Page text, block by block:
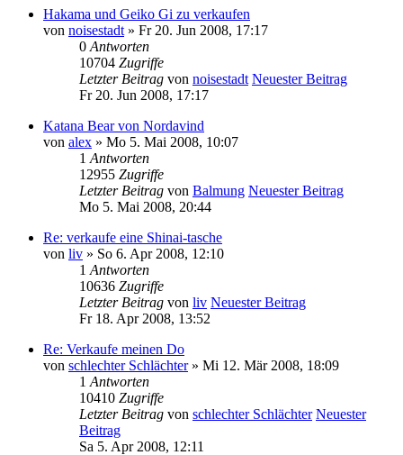
Hakama und Geiko Gi zu verkaufen
von noisestadt » Fr 20. Jun 2008, 17:17
0 Antworten
10704 Zugriffe
Letzter Beitrag von noisestadt Neuester Beitrag
Fr 20. Jun 2008, 17:17
Katana Bear von Nordavind
von alex » Mo 5. Mai 2008, 10:07
1 Antworten
12955 Zugriffe
Letzter Beitrag von Balmung Neuester Beitrag
Mo 5. Mai 2008, 20:44
Re: verkaufe eine Shinai-tasche
von liv » So 6. Apr 2008, 12:10
1 Antworten
10636 Zugriffe
Letzter Beitrag von liv Neuester Beitrag
Fr 18. Apr 2008, 13:52
Re: Verkaufe meinen Do
von schlechter Schlächter» Mi 12. Mär 2008, 18:09
1 Antworten
10410 Zugriffe
Letzter Beitrag von schlechter Schlächter Neuester
Beitrag
Sa 5. Apr 2008, 12:11